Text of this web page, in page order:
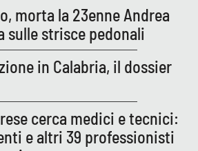
morta la 23enne Andrea
sulle strisce pedonali
in Calabria, il dossier
cerca medici e tecnici:
e altri 39 professionisti